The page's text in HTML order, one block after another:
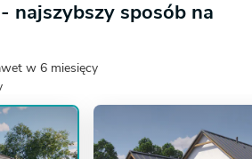
najszybszy sposób na
w 6 miesięcy